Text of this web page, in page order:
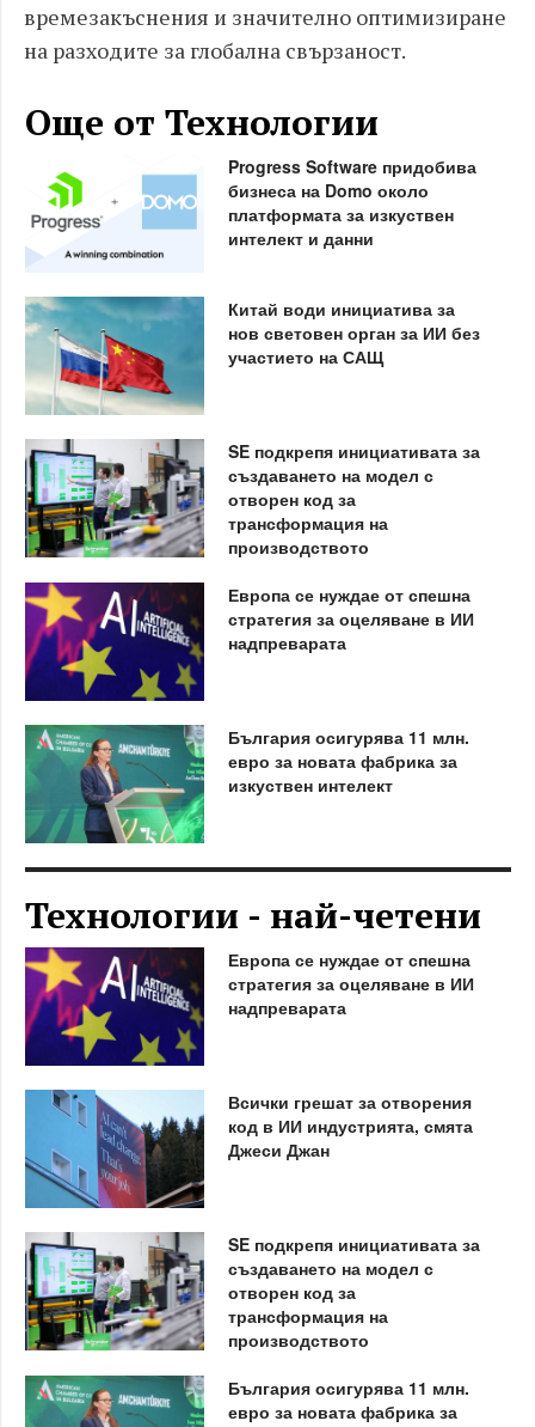
времезакъснения и значително оптимизиране
на разходите за глобална свързаност.
Още от Технологии
Progress Software придобива
бизнеса на Domo около
платформата за изкуствен
интелект и данни
Китай води инициатива за
нов световен орган за ИИ без
участието на САЩ
SE подкрепя инициативата за
създаването на модел с
отворен код за
трансформация на
производството
Европа се нуждае от спешна
стратегия за оцеляване в ИИ
надпреварата
България осигурява 11 млн.
евро за новата фабрика за
изкуствен интелект
Технологии - най-четени
Европа се нуждае от спешна
стратегия за оцеляване в ИИ
надпреварата
Всички грешат за отворения
код в ИИ индустрията, смята
Джеси Джан
SE подкрепя инициативата за
създаването на модел с
отворен код за
трансформация на
производството
България осигурява 11 млн.
евро за новата фабрика за